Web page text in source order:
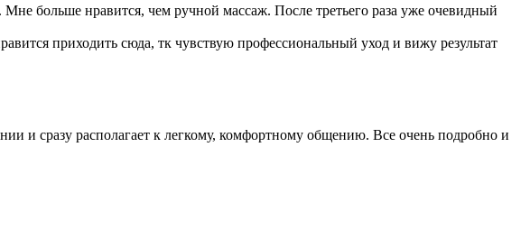
больше нравится, чем ручной массаж. После третьего раза уже очевидный
приходить сюда, тк чувствую профессиональный уход и вижу результат
и сразу располагает к легкому, комфортному общению. Все очень подробно и